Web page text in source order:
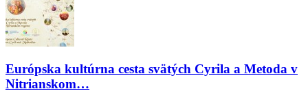
Európska kultúrna cesta svätých Cyrila a Metoda v
Nitrianskom…